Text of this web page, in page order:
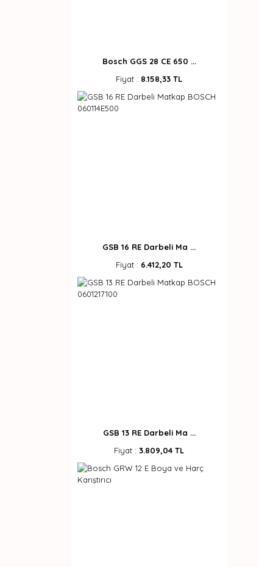
Bosch GGS 28 CE 650 ...
Fiyat : 8.158,33 TL
GSB 16 RE Darbeli Ma ...
Fiyat : 6.412,20 TL
GSB 13 RE Darbeli Ma ...
Fiyat : 3.809,04 TL